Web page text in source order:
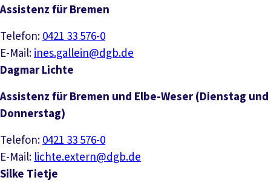
Assistenz für Bremen
Telefon:0421 33 576-0
E-Mail:ines.gallein@dgb.de
Dagmar Lichte
Assistenz für Bremen und Elbe-Weser (Dienstag und
Donnerstag)
Telefon:0421 33 576-0
E-Mail:lichte.extern@dgb.de
Silke Tietje